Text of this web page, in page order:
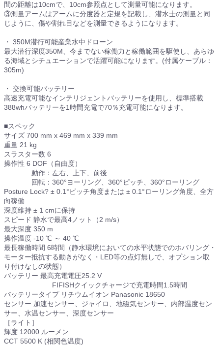
間の距離は10cmで、10cm参照点として測量可能になります。
③測量アームはアームに分度器と定規を記載し、潜水士の測量と同
じように、傷や割れ目などを測量できるようになります。
・ 350M潜行可能産業水中ドローン
最大潜行深度350M、今までない稼働力と稼働範囲を駆使し、あらゆ
る海域とシチュエーションで活躍可能になります。(付属ケーブル：
305m)
・ 交換可能バッテリー
高速充電可能なインテリジェントバッテリーを使用し、標準搭載
388whバッテリーを1時間充電で70％充電可能になります。
■スペック
サイズ 700 mm x 469 mm x 339 mm
重量 21 kg
スラスター数 6
操作性 6 DOF（自由度）
動作：左右、上下、前後
回転：360°ヨーリング、360°ピッチ、360°ローリング
Posture Lock? ± 0.1°ピッチ角度または ± 0.1°ローリング角度、全方
向稼働
深度維持 ± 1 cmに保持
スピード 静水で最高4ノット（2 m/s）
最大深度 350 m
操作温度 -10 ℃ ～ 40 ℃
最長稼働時間 6時間（静水環境においての水平状態でのホバリング・
モーター抵抗する動きがなく・LED等の点灯無しで、オプション取
り付けなしの状態）
バッテリー 最高充電電圧25.2 V
FIFISHクイックチャージで充電時間1.5時間
バッテリータイプ リチウムイオン Panasonic 18650
センサー 加速センサー、ジャイロ、地磁気センサー、内部温度セン
サー、水温センサー、深度センサー
［ライト］
輝度 12000 ルーメン
CCT 5500 K (相関色温度)